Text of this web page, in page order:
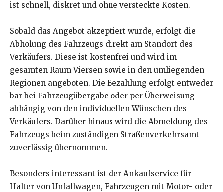
ist schnell, diskret und ohne versteckte Kosten.
Sobald das Angebot akzeptiert wurde, erfolgt die
Abholung des Fahrzeugs direkt am Standort des
Verkäufers. Diese ist kostenfrei und wird im
gesamten Raum Viersen sowie in den umliegenden
Regionen angeboten. Die Bezahlung erfolgt entweder
bar bei Fahrzeugübergabe oder per Überweisung –
abhängig von den individuellen Wünschen des
Verkäufers. Darüber hinaus wird die Abmeldung des
Fahrzeugs beim zuständigen Straßenverkehrsamt
zuverlässig übernommen.
Besonders interessant ist der Ankaufservice für
Halter von Unfallwagen, Fahrzeugen mit Motor- oder